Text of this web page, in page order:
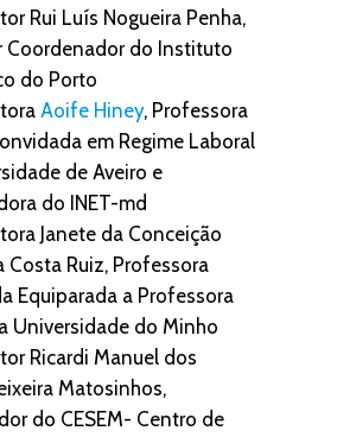
Rui Luís Nogueira Penha,
Coordenador do Instituto
do Porto
Aoife Hiney, Professora
em Regime Laboral
de Aveiro e
do INET-md
Janete da Conceição
Costa Ruiz, Professora
Equiparada a Professora
Universidade do Minho
Ricardi Manuel dos
Matosinhos,
do CESEM- Centro de